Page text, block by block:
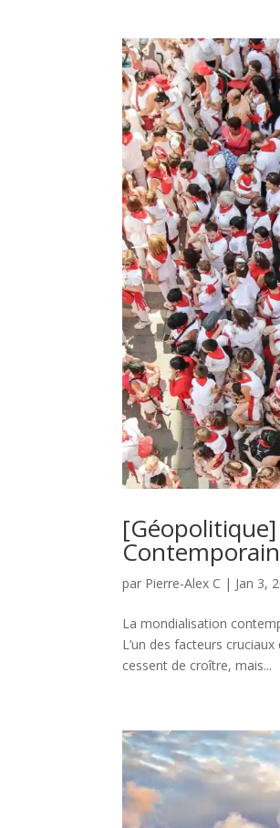
par Pierre-Alex C | Jan 3,
La mondialisation
L’un des facteurs
cessent de croître, mais...